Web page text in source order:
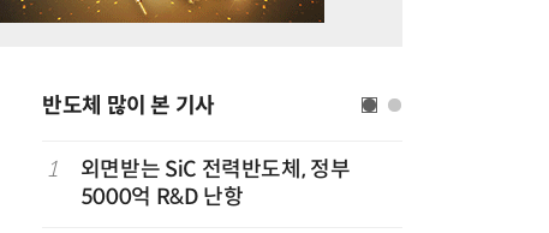
반도체 많이 본 기사
1
외면받는 SiC 전력반도체, 정부
5000억 R&D 난항